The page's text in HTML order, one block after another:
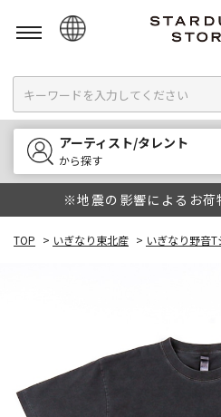
English
한국어
中文
アーティスト/タレント
から探す
※地震の影響によるお荷
TOP > いぎなり東北産 > いぎなり野音T